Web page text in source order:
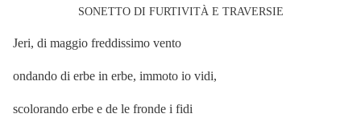
SONETTO DI FURTIVITÀ E TRAVERSIE
Jeri, di maggio freddissimo vento
ondando di erbe in erbe, immoto io vidi,
scolorando erbe e de le fronde i fidi